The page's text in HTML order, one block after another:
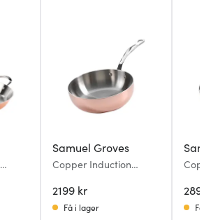
Samuel Groves
Copper Induction
2199 kr
Få i lager Få